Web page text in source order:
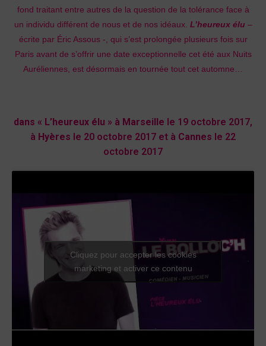
fond traitant entre autres de la question de la tolérance face à
un individu différent de nous et de nos idéaux. L’heureux élu –
écrite par Éric Assous -, qui s’est prolongée plusieurs fois sur
Paris avant de s’offrir une date exceptionnelle cet été aux Nuits
Auréliennes, est désormais en tournée tout cet automne…
dans « L’heureux élu » à Marseille le 19 octobre 2017,
à Hyères le 20 octobre 2017 et à Cannes le 22
octobre 2017
Cliquez pour accepter les cookies
marketing et activer ce contenu